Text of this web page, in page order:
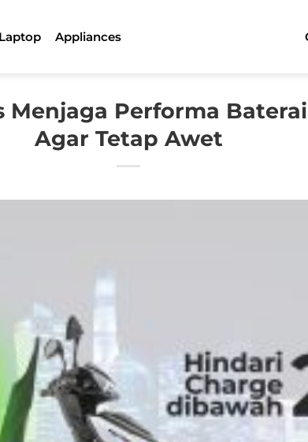
Laptop Appliances
Menjaga Performa
Agar Tetap Awet